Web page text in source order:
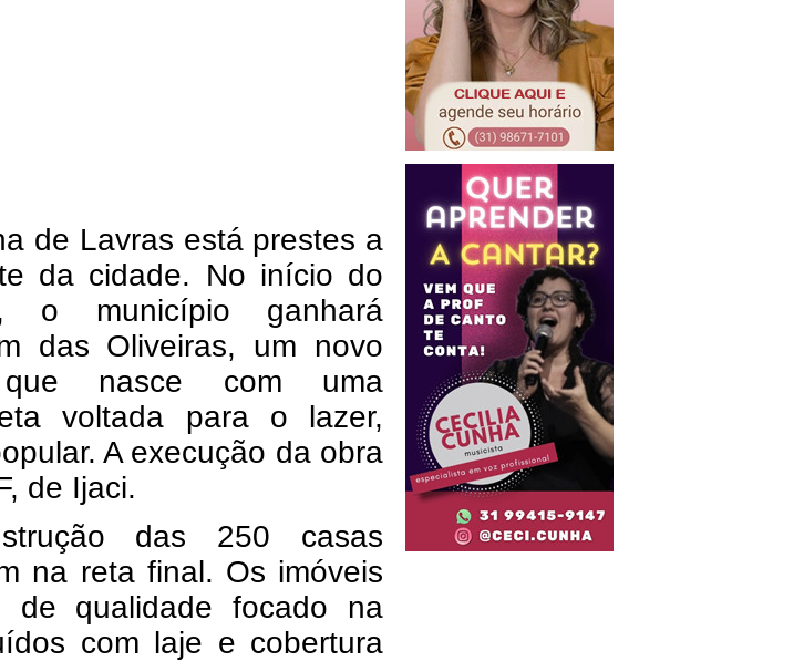
de Lavras está prestes a
da cidade. No início do
o município ganhará
das Oliveiras, um novo
que nasce com uma
voltada para o lazer,
A execução da obra
de Ijaci.
das 250 casas
na reta final. Os imóveis
de qualidade focado na
com laje e cobertura